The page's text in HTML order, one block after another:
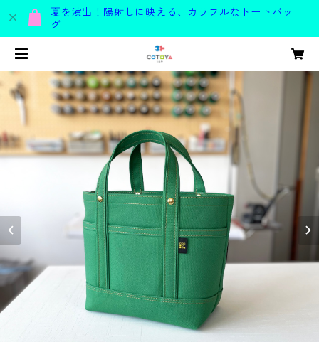
夏を演出！陽射しに映える、カラフルなトートバッ
グ